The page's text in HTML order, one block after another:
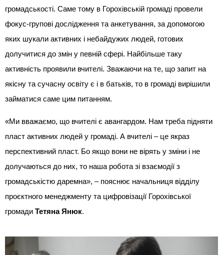
громадськості. Саме тому в Горохівській громаді провели
фокус-групові дослідження та анкетування, за допомогою
яких шукали активних і небайдужих людей, готових
долучитися до змін у певній сфері. Найбільше таку
активність проявили вчителі. Зважаючи на те, що запит на
якісну та сучасну освіту є і в батьків, то в громаді вирішили
займатися саме цим питанням.
«Ми вважаємо, що вчителі є авангардом. Нам треба підняти
пласт активних людей у громаді. А вчителі – це якраз
перспективний пласт. Бо якщо вони не вірять у зміни і не
долучаються до них, то наша робота зі взаємодії з
громадськістю даремна», – пояснює начальниця відділу
проєктного менеджменту та цифровізації Горохівської
громади Тетяна Янюк.